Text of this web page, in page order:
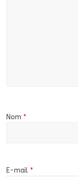
Nom *
E-mail *